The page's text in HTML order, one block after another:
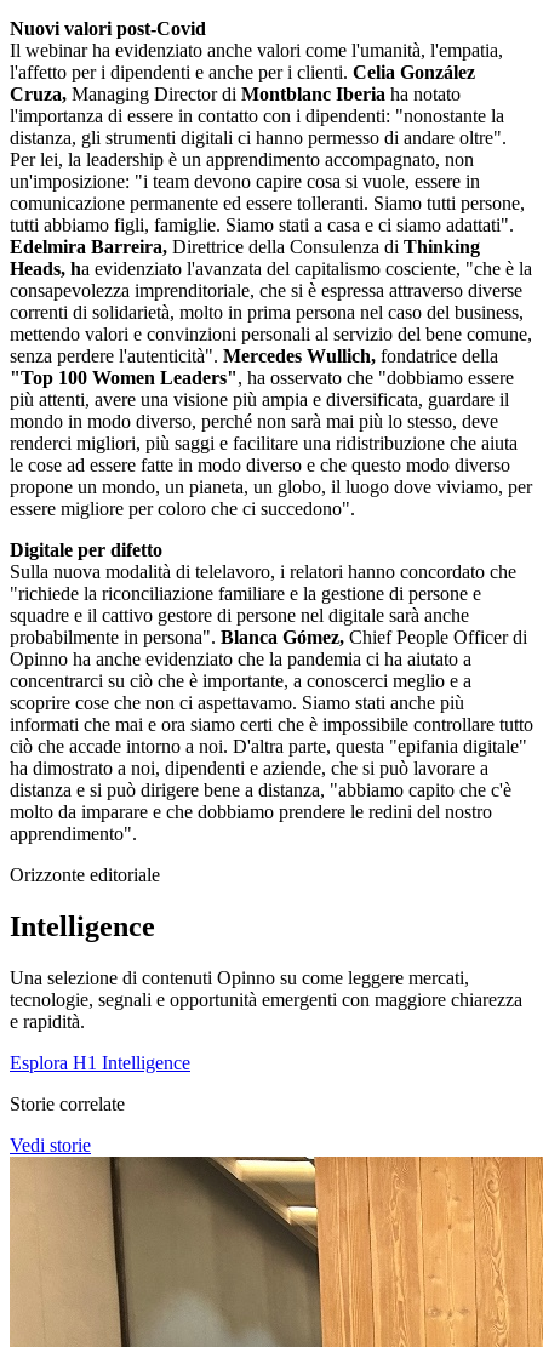
Nuovi valori post-Covid
Il webinar ha evidenziato anche valori come l'umanità, l'empatia,
l'affetto per i dipendenti e anche per i clienti. Celia González
Cruza, Managing Director di Montblanc Iberia ha notato
l'importanza di essere in contatto con i dipendenti: "nonostante la
distanza, gli strumenti digitali ci hanno permesso di andare oltre".
Per lei, la leadership è un apprendimento accompagnato, non
un'imposizione: "i team devono capire cosa si vuole, essere in
comunicazione permanente ed essere tolleranti. Siamo tutti persone,
tutti abbiamo figli, famiglie. Siamo stati a casa e ci siamo adattati".
Edelmira Barreira, Direttrice della Consulenza di Thinking
Heads, ha evidenziato l'avanzata del capitalismo cosciente, "che è la
consapevolezza imprenditoriale, che si è espressa attraverso diverse
correnti di solidarietà, molto in prima persona nel caso del business,
mettendo valori e convinzioni personali al servizio del bene comune,
senza perdere l'autenticità". Mercedes Wullich, fondatrice della
"Top 100 Women Leaders", ha osservato che "dobbiamo essere
più attenti, avere una visione più ampia e diversificata, guardare il
mondo in modo diverso, perché non sarà mai più lo stesso, deve
renderci migliori, più saggi e facilitare una ridistribuzione che aiuta
le cose ad essere fatte in modo diverso e che questo modo diverso
propone un mondo, un pianeta, un globo, il luogo dove viviamo, per
essere migliore per coloro che ci succedono".
Digitale per difetto
Sulla nuova modalità di telelavoro, i relatori hanno concordato che
"richiede la riconciliazione familiare e la gestione di persone e
squadre e il cattivo gestore di persone nel digitale sarà anche
probabilmente in persona". Blanca Gómez, Chief People Officer di
Opinno ha anche evidenziato che la pandemia ci ha aiutato a
concentrarci su ciò che è importante, a conoscerci meglio e a
scoprire cose che non ci aspettavamo. Siamo stati anche più
informati che mai e ora siamo certi che è impossibile controllare tutto
ciò che accade intorno a noi. D'altra parte, questa "epifania digitale"
ha dimostrato a noi, dipendenti e aziende, che si può lavorare a
distanza e si può dirigere bene a distanza, "abbiamo capito che c'è
molto da imparare e che dobbiamo prendere le redini del nostro
apprendimento".
Orizzonte editoriale
Intelligence
Una selezione di contenuti Opinno su come leggere mercati,
tecnologie, segnali e opportunità emergenti con maggiore chiarezza
e rapidità.
Esplora H1 Intelligence
Storie correlate
Vedi storie